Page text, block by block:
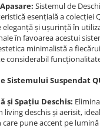
Sistemul de
esențială a colecției
și ușurință în
în favoarea acestui
minimalistă a
considerabil
Sistemului Suspendat
și Spațiu Deschis:
living deschis și aerisit,
pune accent pe